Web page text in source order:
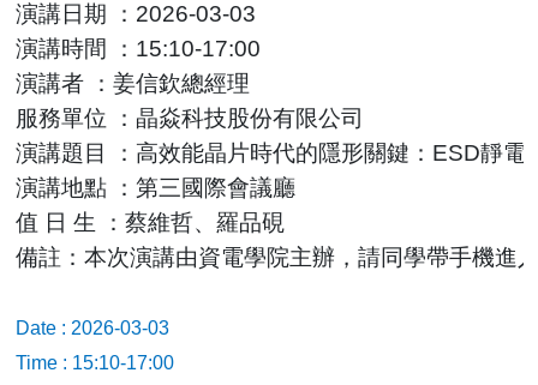
演講日期 ： 2026-03-03
演講時間
： 15:10-17:00
演講者
：姜信欽總經理
服務單位
：晶焱科技股份有限公司
演講題目
：高效能晶片時代的隱形關鍵：ESD靜
演講地點
：第三國際會議廳
值 日 生
：蔡維哲、羅品硯
備註：本次演講由資電學院主辦，請同學帶手機進
Date : 2026-03-03
Time : 15:10-17:00